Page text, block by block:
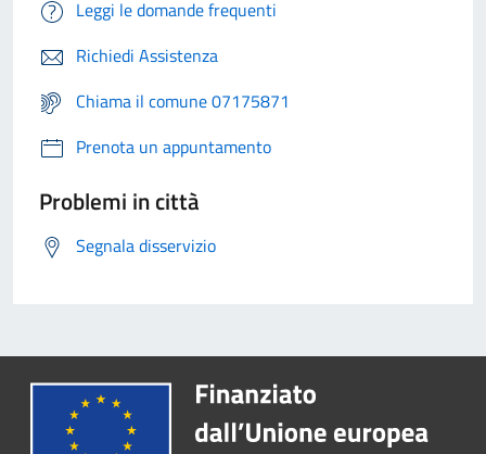
Leggi le domande frequenti
Richiedi Assistenza
Chiama il comune 07175871
Prenota un appuntamento
Problemi in città
Segnala disservizio